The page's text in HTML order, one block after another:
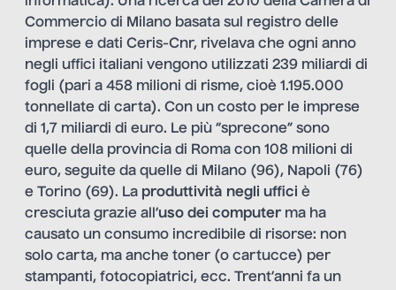
Commercio di Milano basata sul registro delle
imprese e dati Ceris-Cnr, rivelava che ogni anno
negli uffici italiani vengono utilizzati 239 miliardi di
fogli (pari a 458 milioni di risme, cioè 1.195.000
tonnellate di carta). Con un costo per le imprese
di 1,7 miliardi di euro. Le più “sprecone” sono
quelle della provincia di Roma con 108 milioni di
euro, seguite da quelle di Milano (96), Napoli (76)
e Torino (69). La produttività negli uffici è
cresciuta grazie all’uso dei computerma ha
causato un consumo incredibile di risorse: non
solo carta, ma anche toner (o cartucce) per
stampanti, fotocopiatrici, ecc. Trent’anni fa un